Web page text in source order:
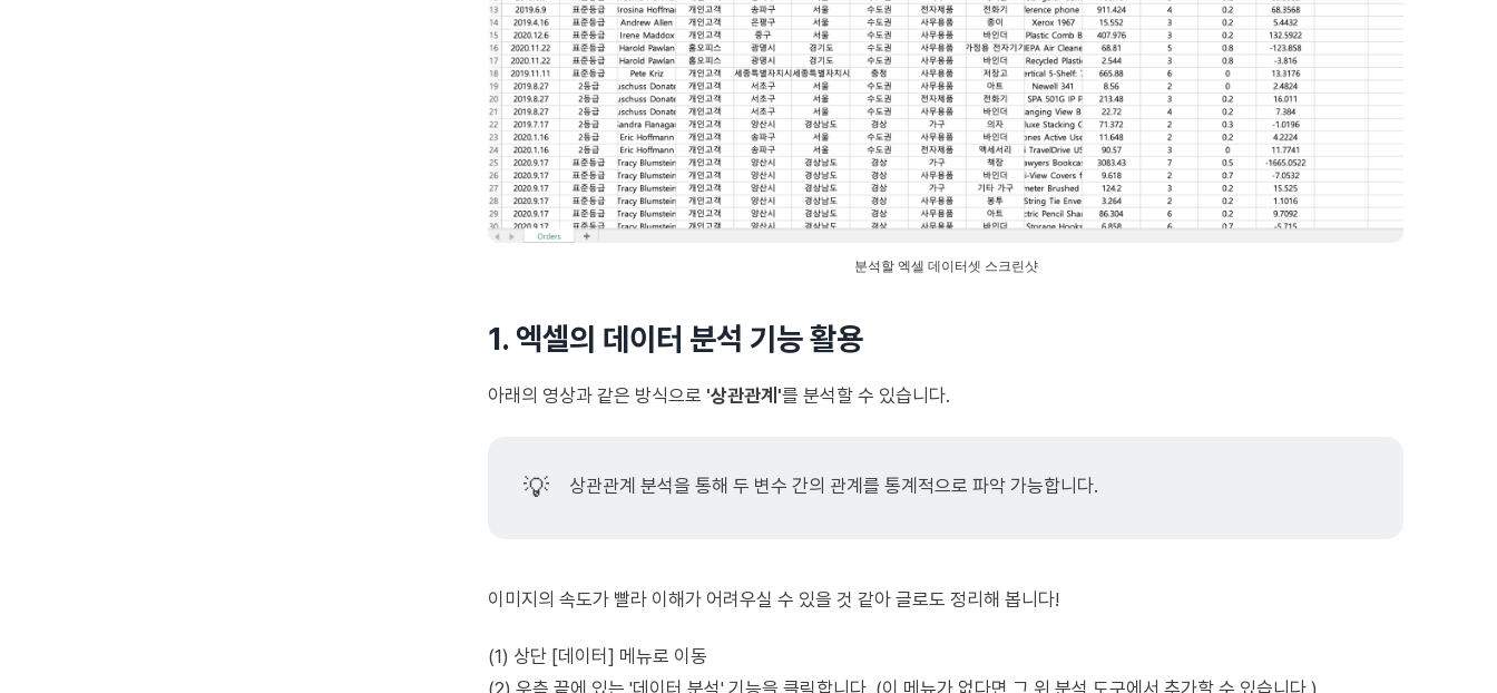
분석할 엑셀 데이터셋 스크린샷
1. 엑셀의 데이터 분석 기능 활용
아래의 영상과 같은 방식으로 '상관관계'를 분석할 수 있습니다.
💡 상관관계 분석을 통해 두 변수 간의 관계를 통계적으로 파악 가능합니다.
이미지의 속도가 빨라 이해가 어려우실 수 있을 것 같아 글로도 정리해 봅니다!​
(1) 상단 [데이터] 메뉴로 이동